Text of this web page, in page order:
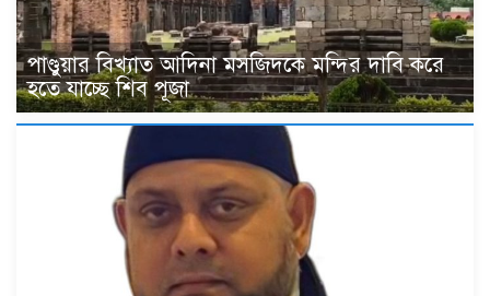
পাণ্ডুয়ার বিখ্যাত আদিনা মসজিদকে মন্দির দাবি করে
হতে যাচ্ছে শিব পূজা